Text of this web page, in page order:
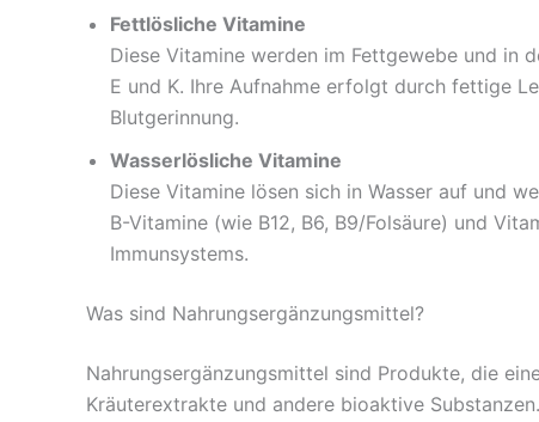
Fettlösliche Vitamine
Diese Vitamine werden im Fettgewebe und in
E und K. Ihre Aufnahme erfolgt durch fettige
Blutgerinnung.
Wasserlösliche Vitamine
Diese Vitamine lösen sich in Wasser auf und
B-Vitamine (wie B12, B6, B9/Folsäure) und
Immunsystems.
Was sind Nahrungsergänzungsmittel?
Nahrungsergänzungsmittel sind Produkte, die
Kräuterextrakte und andere bioaktive